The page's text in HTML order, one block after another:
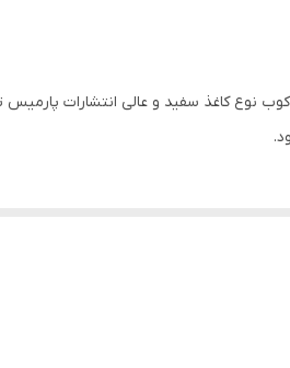
نوع کاغذ سفید و عالی انتشارات